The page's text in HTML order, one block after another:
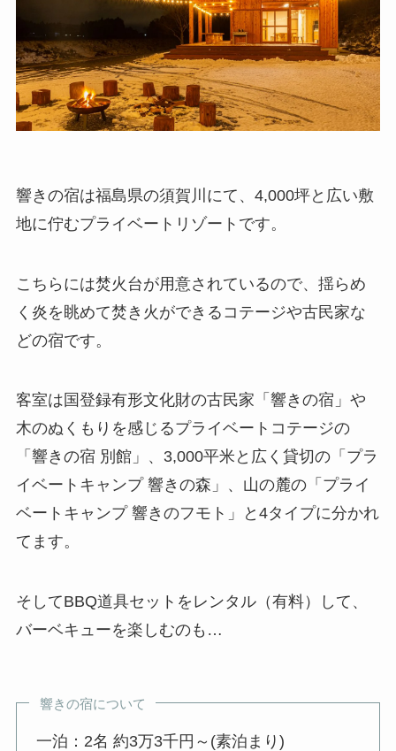
響きの宿は福島県の須賀川にて、4,000坪と広い敷
地に佇むプライベートリゾートです。
こちらには焚火台が用意されているので、揺らめ
く炎を眺めて焚き火ができるコテージや古民家な
どの宿です。
客室は国登録有形文化財の古民家「響きの宿」や
木のぬくもりを感じるプライベートコテージの
「響きの宿 別館」、3,000平米と広く貸切の「プラ
イベートキャンプ 響きの森」、山の麓の「プライ
ベートキャンプ 響きのフモト」と4タイプに分かれ
てます。
そしてBBQ道具セットをレンタル（有料）して、
バーベキューを楽しむのも…
響きの宿について
一泊：2名 約3万3千円～(素泊まり)